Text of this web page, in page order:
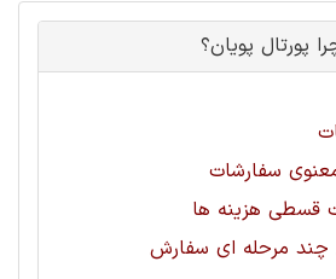
پورتال پویان؟
سفارشات
قسطی هزینه ها
چند مرحله ای سفارش